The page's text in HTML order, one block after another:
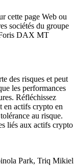
faut savoir
valant plusieurs
des phénomènes
les
ce qu’est le
la France.